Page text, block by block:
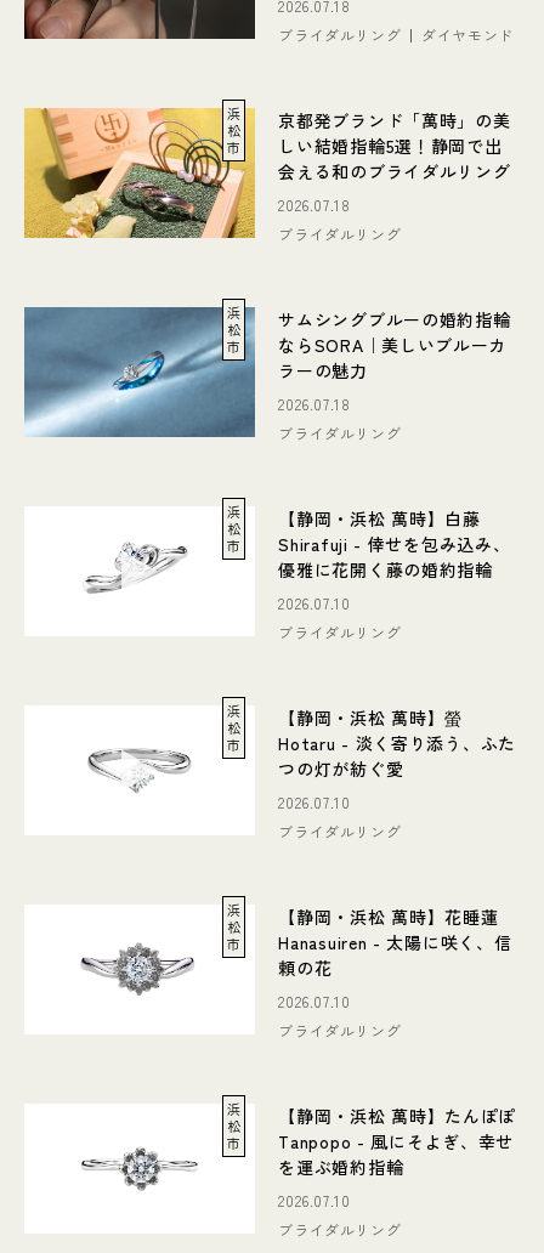
2026.07.18
ブライダルリング
ダイヤモンド
浜
松
市
京都発ブランド「萬時」の美
しい結婚指輪5選！静岡で出
会える和のブライダルリング
2026.07.18
ブライダルリング
浜
松
市
サムシングブルーの婚約指輪
ならSORA｜美しいブルーカ
ラーの魅力
2026.07.18
ブライダルリング
浜
松
市
【静岡・浜松 萬時】白藤
Shirafuji - 倖せを包み込み、
優雅に花開く藤の婚約指輪
2026.07.10
ブライダルリング
浜
松
市
【静岡・浜松 萬時】螢
Hotaru - 淡く寄り添う、ふた
つの灯が紡ぐ愛
2026.07.10
ブライダルリング
浜
松
市
【静岡・浜松 萬時】花睡蓮
Hanasuiren - 太陽に咲く、信
頼の花
2026.07.10
ブライダルリング
浜
松
市
【静岡・浜松 萬時】たんぽぽ
Tanpopo - 風にそよぎ、幸せ
を運ぶ婚約指輪
2026.07.10
ブライダルリング